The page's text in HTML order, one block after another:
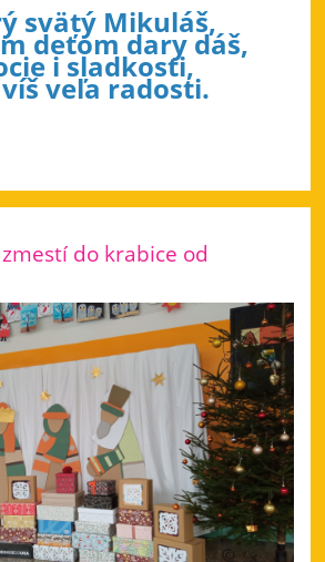
svätý Mikuláš,
deťom dary dáš,
i sladkosti,
veľa radosti.
do krabice od